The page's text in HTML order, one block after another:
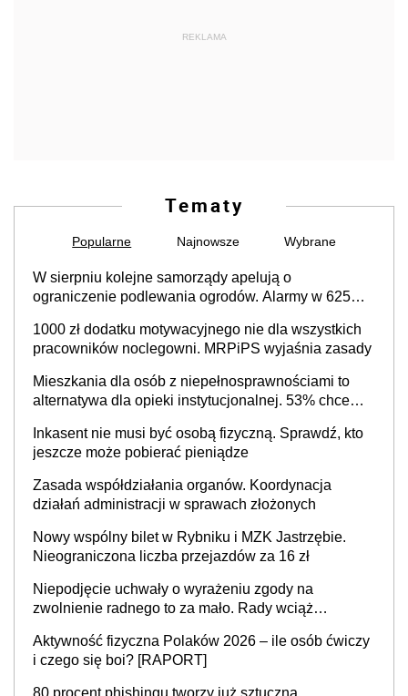
REKLAMA
Tematy
Popularne Najnowsze Wybrane
W sierpniu kolejne samorządy apelują o
ograniczenie podlewania ogrodów. Alarmy w 625
cały kraj
1000 zł dodatku motywacyjnego nie dla wszystkich
pracowników noclegowni. MRPiPS wyjaśnia zasady
Mieszkania dla osób z niepełnosprawnościami to
alternatywa dla opieki instytucjonalnej. 53% chce
Inkasent nie musi być osobą fizyczną. Sprawdź, kto
jeszcze może pobierać pieniądze
Zasada współdziałania organów. Koordynacja
działań administracji w sprawach złożonych
Nowy wspólny bilet w Rybniku i MZK Jastrzębie.
Nieograniczona liczba przejazdów za 16 zł
Niepodjęcie uchwały o wyrażeniu zgody na
zwolnienie radnego to za mało. Rady wciąż
sprawy
Aktywność fizyczna Polaków 2026 – ile osób ćwiczy
i czego się boi? [RAPORT]